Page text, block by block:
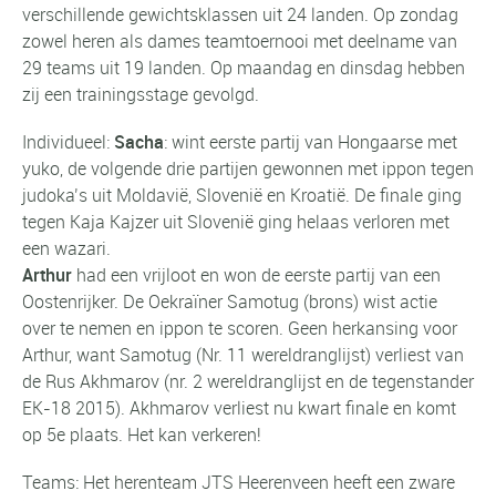
verschillende gewichtsklassen uit 24 landen. Op zondag
zowel heren als dames teamtoernooi met deelname van
29 teams uit 19 landen. Op maandag en dinsdag hebben
zij een trainingsstage gevolgd.
Individueel: Sacha: wint eerste partij van Hongaarse met
yuko, de volgende drie partijen gewonnen met ippon tegen
judoka’s uit Moldavië, Slovenië en Kroatië. De finale ging
tegen Kaja Kajzer uit Slovenië ging helaas verloren met
een wazari.
Arthur had een vrijloot en won de eerste partij van een
Oostenrijker. De Oekraïner Samotug (brons) wist actie
over te nemen en ippon te scoren. Geen herkansing voor
Arthur, want Samotug (Nr. 11 wereldranglijst) verliest van
de Rus Akhmarov (nr. 2 wereldranglijst en de tegenstander
EK-18 2015). Akhmarov verliest nu kwart finale en komt
op 5e plaats. Het kan verkeren!
Teams: Het herenteam JTS Heerenveen heeft een zware